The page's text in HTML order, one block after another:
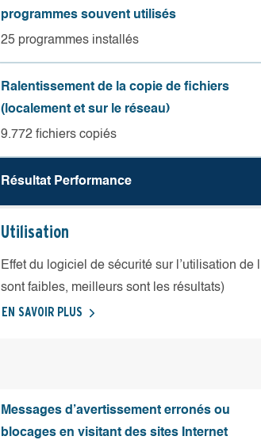
programmes souvent utilisés
25 programmes installés
Ralentissement de la copie de fichiers
(localement et sur le réseau)
9.772 fichiers copiés
Résultat Performance
Utilisation
Effet du logiciel de sécurité sur l’utilisation de
sont faibles, meilleurs sont les résultats)
EN SAVOIR PLUS
Messages d’avertissement erronés ou
blocages en visitant des sites Internet